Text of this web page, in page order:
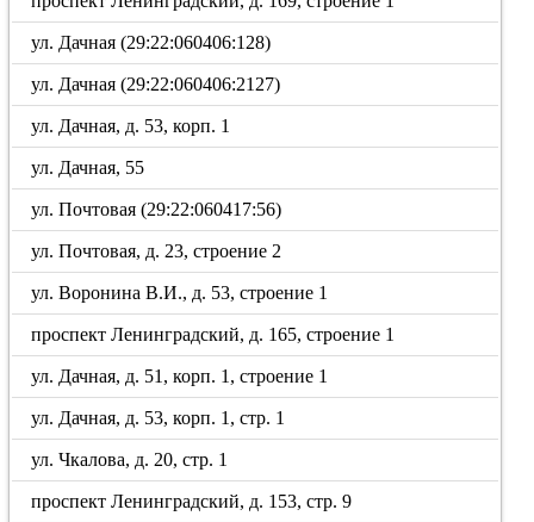
ул. Дачная (29:22:060406:128)
ул. Дачная (29:22:060406:2127)
ул. Дачная, д. 53, корп. 1
ул. Дачная, 55
ул. Почтовая (29:22:060417:56)
ул. Почтовая, д. 23, строение 2
ул. Воронина В.И., д. 53, строение 1
проспект Ленинградский, д. 165, строение 1
ул. Дачная, д. 51, корп. 1, строение 1
ул. Дачная, д. 53, корп. 1, стр. 1
ул. Чкалова, д. 20, стр. 1
проспект Ленинградский, д. 153, стр. 9